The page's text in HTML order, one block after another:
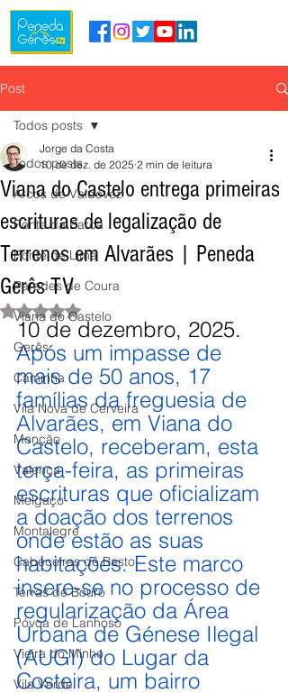
Post
Todos posts
Arcos de Valdevez
Ponte da Barca
Ponte de Lima
Paredes de Coura
Viana do Castelo
Gerês
Caminha
Vila Nova de Cerveira
Monção
Valença
Melgaço
Montalegre
Cabeceiras de Basto
Terras de Bouro
Póvoa de Lanhoso
Vieira do Minho
Vila Verde
Todos posts
Viana do Castelo entrega primeiras
escrituras de legalização de
Terrenos em Alvarães | Peneda
Gerês TV
Jorge da Costa
10 de dez. de 2025 2 min de leitura
Avaliado com NaN de 5 estrelas.
10 de dezembro, 2025.
Após um impasse de
mais de 50 anos, 17
famílias da freguesia de
Alvarães, em Viana do
Castelo, receberam, esta
terça-feira, as primeiras
escrituras que oficializam
a doação dos terrenos
onde estão as suas
habitações. Este marco
insere-se no processo de
regularização da Área
Urbana de Génese Ilegal
(AUGI) do Lugar da
Costeira, um bairro